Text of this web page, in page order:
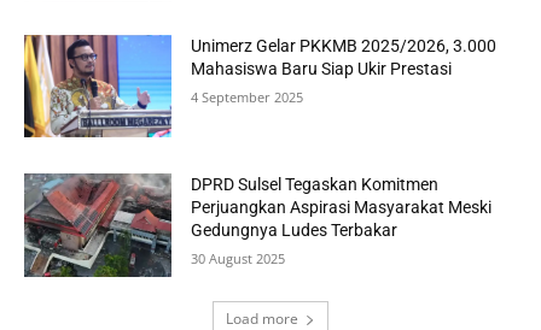
Unimerz Gelar PKKMB 2025/2026, 3.000
Mahasiswa Baru Siap Ukir Prestasi
4 September 2025
DPRD Sulsel Tegaskan Komitmen
Perjuangkan Aspirasi Masyarakat Meski
Gedungnya Ludes Terbakar
30 August 2025
Load more